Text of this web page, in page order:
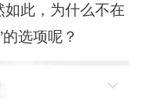
此，为什么不在
选项呢？